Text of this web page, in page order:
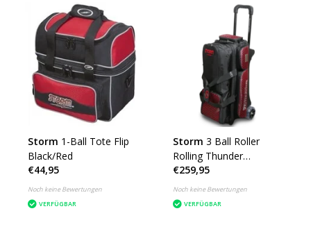
Storm 1-Ball Tote Flip
Black/Red
€44,95
Noch keine Bewertungen
VERFÜGBAR
Storm 3 Ball Roller
Rolling Thunder
Checkered Black/Red
€259,95
Noch keine Bewertungen
VERFÜGBAR